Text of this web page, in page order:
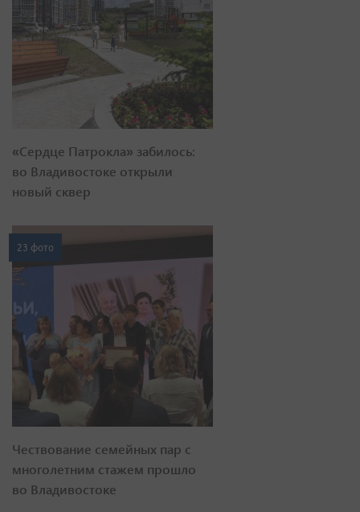
«Сердце Патрокла» забилось:
во Владивостоке открыли
новый сквер
23 фото
Чествование семейных пар с
многолетним стажем прошло
во Владивостоке